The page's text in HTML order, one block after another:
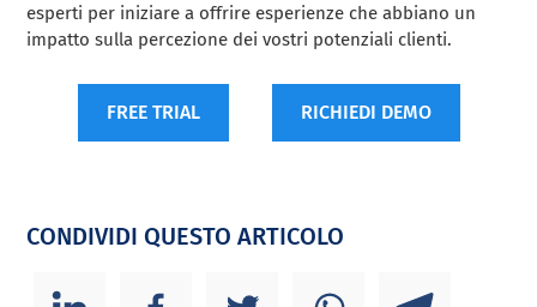
esperti per iniziare a offrire esperienze che abbiano un
impatto sulla percezione dei vostri potenziali clienti.
FREE TRIAL RICHIEDI DEMO
CONDIVIDI QUESTO ARTICOLO